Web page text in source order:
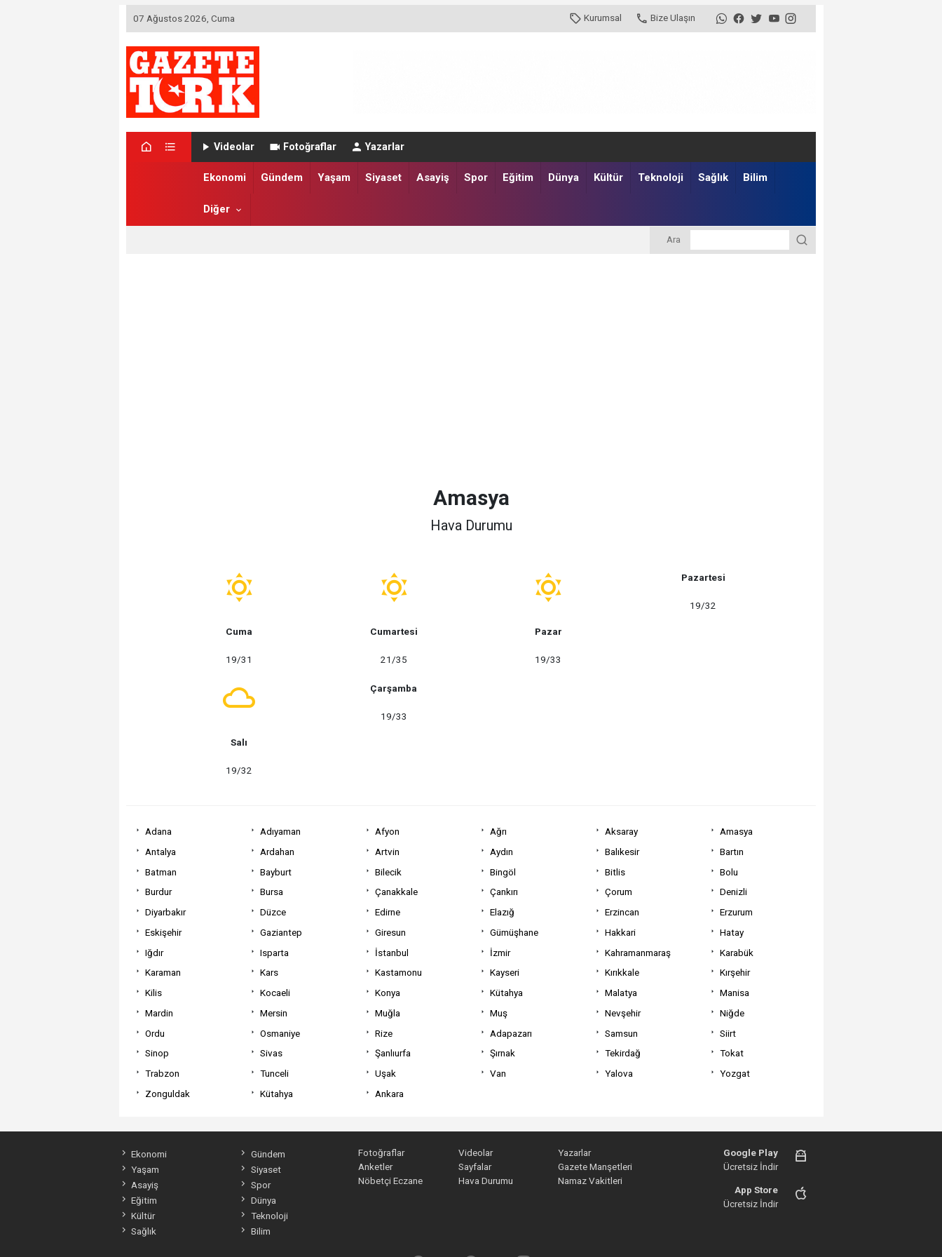
07 Ağustos 2026, Cuma Kurumsal Bize Ulaşın
Videolar Fotoğraflar Yazarlar
Ekonomi Gündem Yaşam Siyaset Asayiş Spor Eğitim Dünya Kültür Teknoloji Sağlık Bilim
Diğer
Ara
Amasya
Hava Durumu
Cuma
19/31
Cumartesi
21/35
Pazar
19/33
Pazartesi
19/32
Salı
19/32
Çarşamba
19/33
Adana Adıyaman Afyon Ağrı Aksaray
Amasya
Antalya
Ardahan Artvin Aydın Balıkesir
Bartın
Batman
Bayburt Bilecik Bingöl Bitlis
Bolu
Burdur
Bursa Çanakkale Çankırı Çorum
Denizli
Diyarbakır
Düzce Edirne Elazığ Erzincan
Erzurum
Eskişehir
Gaziantep Giresun Gümüşhane Hakkari
Hatay
Iğdır
Isparta İstanbul İzmir Kahramanmaraş
Karabük
Karaman
Kars Kastamonu Kayseri Kırıkkale
Kırşehir
Kilis
Kocaeli Konya Kütahya Malatya
Manisa
Mardin
Mersin Muğla Muş Nevşehir
Niğde
Ordu
Osmaniye Rize Adapazarı Samsun
Siirt
Sinop
Sivas Şanlıurfa Şırnak Tekirdağ
Tokat
Trabzon
Tunceli Uşak Van Yalova
Yozgat
Zonguldak
Kütahya Ankara
Ekonomi
Gündem
Yaşam
Siyaset
Asayiş
Spor
Eğitim
Dünya
Kültür
Teknoloji
Sağlık
Bilim
Fotoğraflar Videolar
Yazarlar
Anketler
Sayfalar
Gazete Manşetleri
Nöbetçi Eczane
Hava Durumu Namaz Vakitleri
Google Play
Ücretsiz İndir
App Store
Ücretsiz İndir